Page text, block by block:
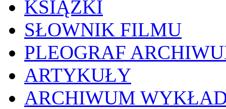
KSIĄŻKI
SŁOWNIK FILMU
PLEOGRAF
ARTYKUŁY
ARCHIWUM